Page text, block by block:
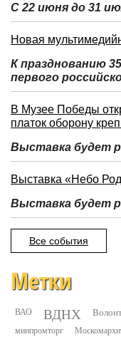
С 22 июня до 31
Новая
К празднованию
первого
В Музее Победы
платок оборону
Выставка будет
Выставка «Небо
Выставка будет
Все события
Метки
ВАО ВДНХ
минпромторг